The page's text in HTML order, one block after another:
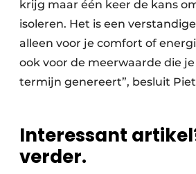
krijg maar één keer de kans
isoleren. Het is een
alleen voor je comfort of
ook voor de meerwaarde die
termijn genereert”, besluit
Interessant
verder.